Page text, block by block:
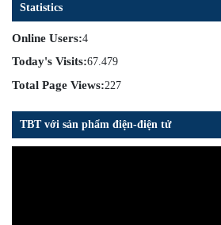
Statistics
Online Users:4
Today's Visits:67.479
Total Page Views:227
TBT với sản phẩm điện-điện tử